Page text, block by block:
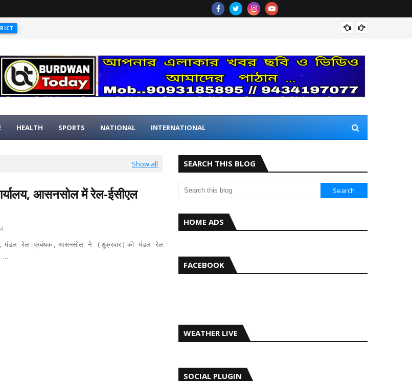
HEALTH SPORTS NATIONAL INTERNATIONAL
Show all
आसनसोल में रेल-ईसीएल
, मंडल रेल प्रबंधक , आसनसोल ने ( शुक्रवार ) को मंडल रेल
…
SEARCH THIS BLOG
HOME ADS
FACEBOOK
WEATHER LIVE
SOCIAL PLUGIN